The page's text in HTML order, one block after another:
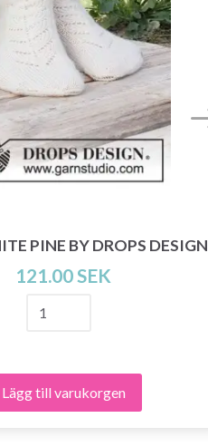
PINE BY DROPS DESIGN
121.00 SEK
Lägg till varukorgen